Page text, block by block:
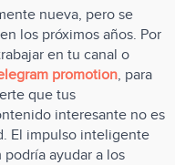
nueva, pero se
los próximos años. Por
en tu canal o
promotion, para
que tus
interesante no es
El impulso inteligente
ayudar a los